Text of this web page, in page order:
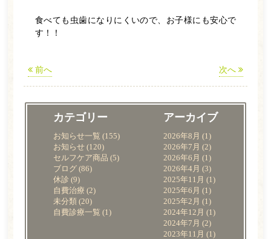
食べても虫歯になりにくいので、お子様にも安心で
す！！
前へ 次へ
カテゴリー
お知らせ一覧 (155)
お知らせ (120)
セルフケア商品 (5)
ブログ (86)
休診 (9)
自費治療 (2)
未分類 (20)
自費診療一覧 (1)
アーカイブ
2026年8月 (1)
2026年7月 (2)
2026年6月 (1)
2026年4月 (3)
2025年11月 (1)
2025年6月 (1)
2025年2月 (1)
2024年12月 (1)
2024年7月 (2)
2023年11月 (1)
電話をかける